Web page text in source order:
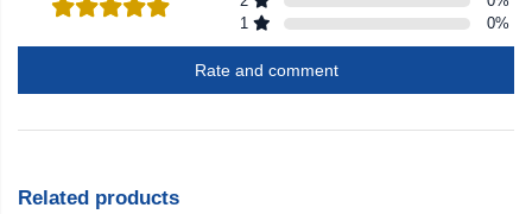
1
0%
Rate and comment
Related products